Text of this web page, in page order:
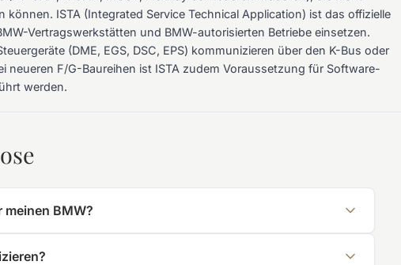
ISTA (Integrated Service Technical Application) ist das offizielle
Vertragswerkstätten und BMW-autorisierten Betriebe einsetzen.
(DME, EGS, DSC, EPS) kommunizieren über den K-Bus oder
neueren F/G-Baureihen ist ISTA zudem Voraussetzung für Software-
werden.
meinen BMW?